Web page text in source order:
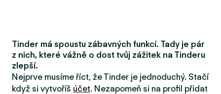
Tinder má spoustu zábavných funkcí. Tady je pár
z nich, které vážně o dost tvůj zážitek na Tinderu
zlepší.
Nejprve musíme říct, že Tinder je jednoduchý. Stačí
když si vytvoříš účet. Nezapomeň si na profil přidat